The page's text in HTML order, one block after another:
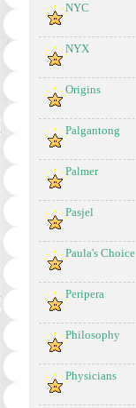
NYC
NYX
Origins
Palgantong
Palmer
Pasjel
Paula's Choice
Peripera
Philosophy
Physicians